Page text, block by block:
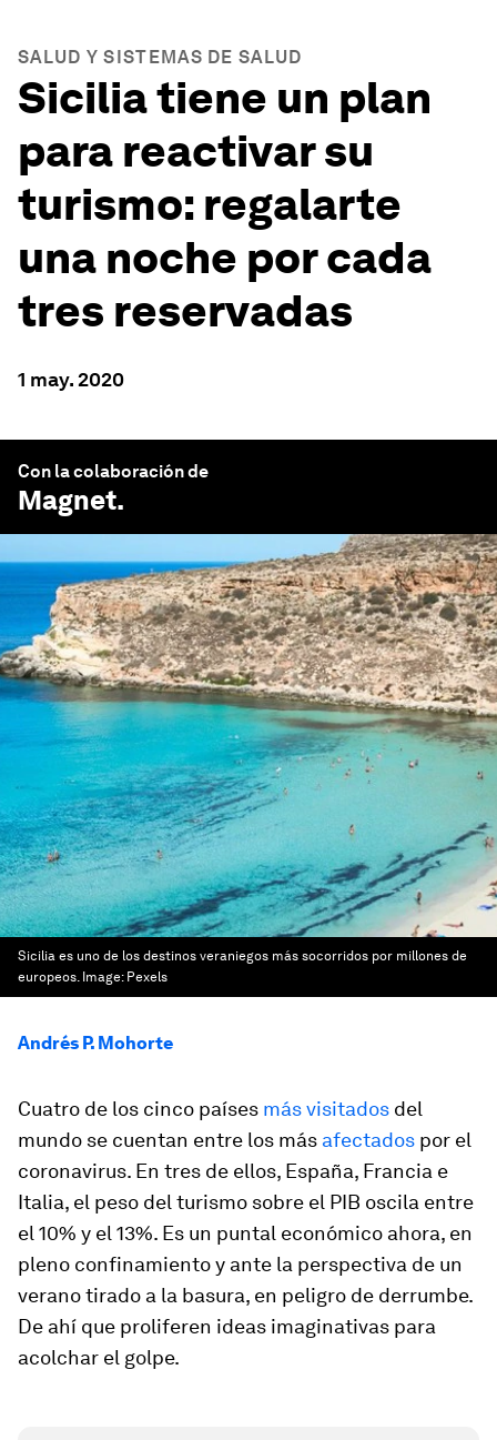
SALUD Y SISTEMAS DE SALUD
Sicilia tiene un plan
para reactivar su
turismo: regalarte
una noche por cada
tres reservadas
1 may. 2020
Con la colaboración de
Magnet.
Sicilia es uno de los destinos veraniegos más socorridos por millones de
europeos. Image: Pexels
Andrés P. Mohorte
Cuatro de los cinco países más visitados del
mundo se cuentan entre los más afectados por el
coronavirus. En tres de ellos, España, Francia e
Italia, el peso del turismo sobre el PIB oscila entre
el 10% y el 13%. Es un puntal económico ahora, en
pleno confinamiento y ante la perspectiva de un
verano tirado a la basura, en peligro de derrumbe.
De ahí que proliferen ideas imaginativas para
acolchar el golpe.